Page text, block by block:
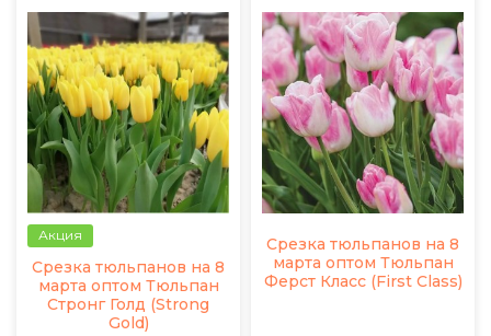
Акция
Срезка тюльпанов на 8
марта оптом Тюльпан
Стронг Голд (Strong
Gold)
Срезка тюльпанов на 8
марта оптом Тюльпан
Ферст Класс (First Class)